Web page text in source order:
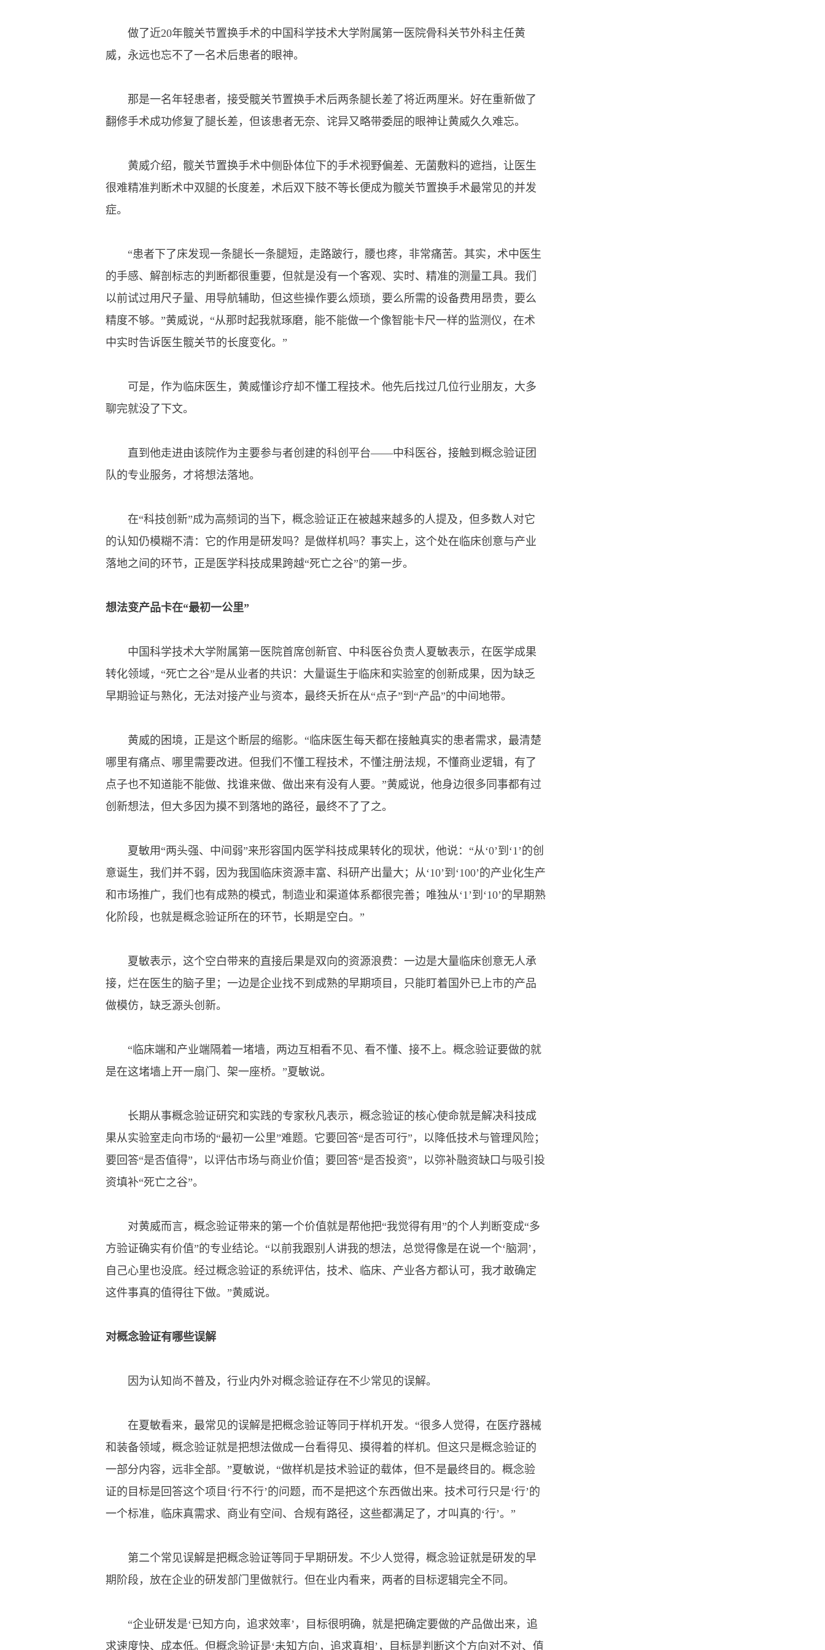
做了近20年髋关节置换手术的中国科学技术大学附属第一医院骨科关节外科主任黄
威，永远也忘不了一名术后患者的眼神。
那是一名年轻患者，接受髋关节置换手术后两条腿长差了将近两厘米。好在重新做了
翻修手术成功修复了腿长差，但该患者无奈、诧异又略带委屈的眼神让黄威久久难忘。
黄威介绍，髋关节置换手术中侧卧体位下的手术视野偏差、无菌敷料的遮挡，让医生
很难精准判断术中双腿的长度差，术后双下肢不等长便成为髋关节置换手术最常见的并发
症。
“患者下了床发现一条腿长一条腿短，走路跛行，腰也疼，非常痛苦。其实，术中医生
的手感、解剖标志的判断都很重要，但就是没有一个客观、实时、精准的测量工具。我们
以前试过用尺子量、用导航辅助，但这些操作要么烦琐，要么所需的设备费用昂贵，要么
精度不够。”黄威说，“从那时起我就琢磨，能不能做一个像智能卡尺一样的监测仪，在术
中实时告诉医生髋关节的长度变化。”
可是，作为临床医生，黄威懂诊疗却不懂工程技术。他先后找过几位行业朋友，大多
聊完就没了下文。
直到他走进由该院作为主要参与者创建的科创平台——中科医谷，接触到概念验证团
队的专业服务，才将想法落地。
在“科技创新”成为高频词的当下，概念验证正在被越来越多的人提及，但多数人对它
的认知仍模糊不清：它的作用是研发吗？是做样机吗？事实上，这个处在临床创意与产业
落地之间的环节，正是医学科技成果跨越“死亡之谷”的第一步。
想法变产品卡在“最初一公里”
中国科学技术大学附属第一医院首席创新官、中科医谷负责人夏敏表示，在医学成果
转化领域，“死亡之谷”是从业者的共识：大量诞生于临床和实验室的创新成果，因为缺乏
早期验证与熟化，无法对接产业与资本，最终夭折在从“点子”到“产品”的中间地带。
黄威的困境，正是这个断层的缩影。“临床医生每天都在接触真实的患者需求，最清楚
哪里有痛点、哪里需要改进。但我们不懂工程技术，不懂注册法规，不懂商业逻辑，有了
点子也不知道能不能做、找谁来做、做出来有没有人要。”黄威说，他身边很多同事都有过
创新想法，但大多因为摸不到落地的路径，最终不了了之。
夏敏用“两头强、中间弱”来形容国内医学科技成果转化的现状，他说：“从‘0’到‘1’的创
意诞生，我们并不弱，因为我国临床资源丰富、科研产出量大；从‘10’到‘100’的产业化生产
和市场推广，我们也有成熟的模式，制造业和渠道体系都很完善；唯独从‘1’到‘10’的早期熟
化阶段，也就是概念验证所在的环节，长期是空白。”
夏敏表示，这个空白带来的直接后果是双向的资源浪费：一边是大量临床创意无人承
接，烂在医生的脑子里；一边是企业找不到成熟的早期项目，只能盯着国外已上市的产品
做模仿，缺乏源头创新。
“临床端和产业端隔着一堵墙，两边互相看不见、看不懂、接不上。概念验证要做的就
是在这堵墙上开一扇门、架一座桥。”夏敏说。
长期从事概念验证研究和实践的专家秋凡表示，概念验证的核心使命就是解决科技成
果从实验室走向市场的“最初一公里”难题。它要回答“是否可行”，以降低技术与管理风险；
要回答“是否值得”，以评估市场与商业价值；要回答“是否投资”，以弥补融资缺口与吸引投
资填补“死亡之谷”。
对黄威而言，概念验证带来的第一个价值就是帮他把“我觉得有用”的个人判断变成“多
方验证确实有价值”的专业结论。“以前我跟别人讲我的想法，总觉得像是在说一个‘脑洞’，
自己心里也没底。经过概念验证的系统评估，技术、临床、产业各方都认可，我才敢确定
这件事真的值得往下做。”黄威说。
对概念验证有哪些误解
因为认知尚不普及，行业内外对概念验证存在不少常见的误解。
在夏敏看来，最常见的误解是把概念验证等同于样机开发。“很多人觉得，在医疗器械
和装备领域，概念验证就是把想法做成一台看得见、摸得着的样机。但这只是概念验证的
一部分内容，远非全部。”夏敏说，“做样机是技术验证的载体，但不是最终目的。概念验
证的目标是回答这个项目‘行不行’的问题，而不是把这个东西做出来。技术可行只是‘行’的
一个标准，临床真需求、商业有空间、合规有路径，这些都满足了，才叫真的‘行’。”
第二个常见误解是把概念验证等同于早期研发。不少人觉得，概念验证就是研发的早
期阶段，放在企业的研发部门里做就行。但在业内看来，两者的目标逻辑完全不同。
“企业研发是‘已知方向，追求效率’，目标很明确，就是把确定要做的产品做出来，追
求速度快、成本低。但概念验证是‘未知方向，追求真相’，目标是判断这个方向对不对、值